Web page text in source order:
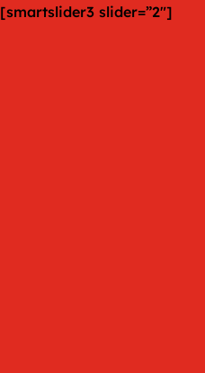
Skip
[smartslider3 slider=”2″]